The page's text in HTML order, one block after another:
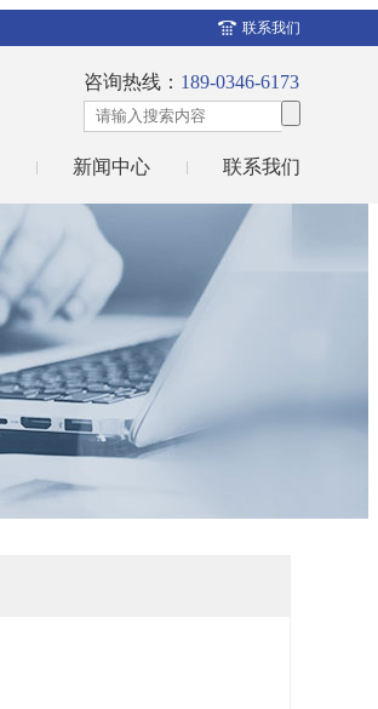
联系我们
咨询热线： 189-0346-6173
新闻中心 联系我们